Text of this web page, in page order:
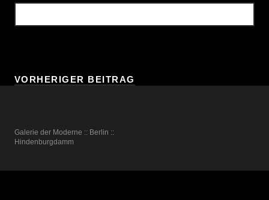
VORHERIGER BEITRAG
Galerie der Moderne :: Berlin ::
Hindenburgdamm